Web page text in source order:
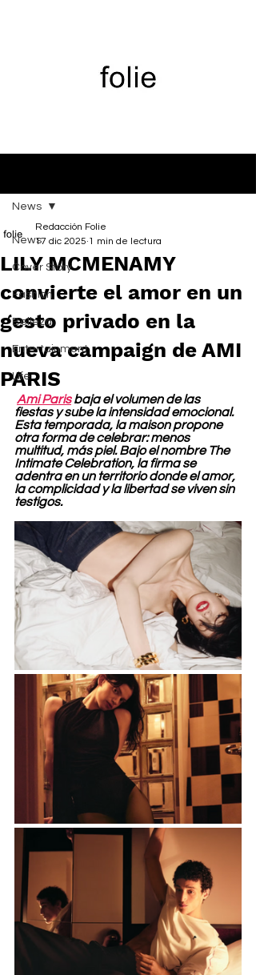
News
Cover Story
Fashion
Belleza
Entertainment
Life
News
LILY MCMENAMY
convierte el amor en un
gesto privado en la
nueva campaign de AMI
PARIS
Redacción Folie
17 dic 2025 1 min de lectura
Ami Paris baja el volumen de las
fiestas y sube la intensidad emocional.
Esta temporada, la maison propone
otra forma de celebrar: menos
multitud, más piel. Bajo el nombre The
Intimate Celebration, la firma se
adentra en un territorio donde el amor,
la complicidad y la libertad se viven sin
testigos.